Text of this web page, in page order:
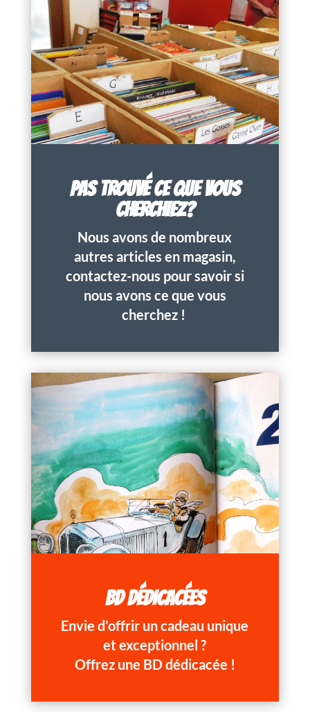
PAS TROUVÉ CE QUE VOUS
CHERCHIEZ?
Nous avons de nombreux
autres articles en magasin,
contactez-nous pour savoir si
nous avons ce que vous
cherchez !
BD DÉDICACÉES
Envie d’offrir un cadeau unique
et exceptionnel ?
Offrez une BD dédicacée !